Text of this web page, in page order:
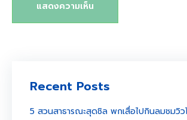
Recent Posts
5 สวนสาธารณะสุดชิล พกเสื่อไปกินลมชมวิว